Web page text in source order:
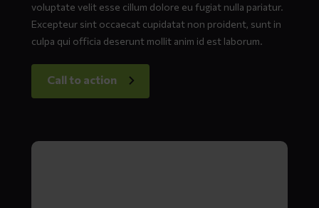
voluptate velit esse cillum dolore eu fugiat nulla pariatur.
Excepteur sint occaecat cupidatat non proident, sunt in
culpa qui officia deserunt mollit anim id est laborum.
Call to action